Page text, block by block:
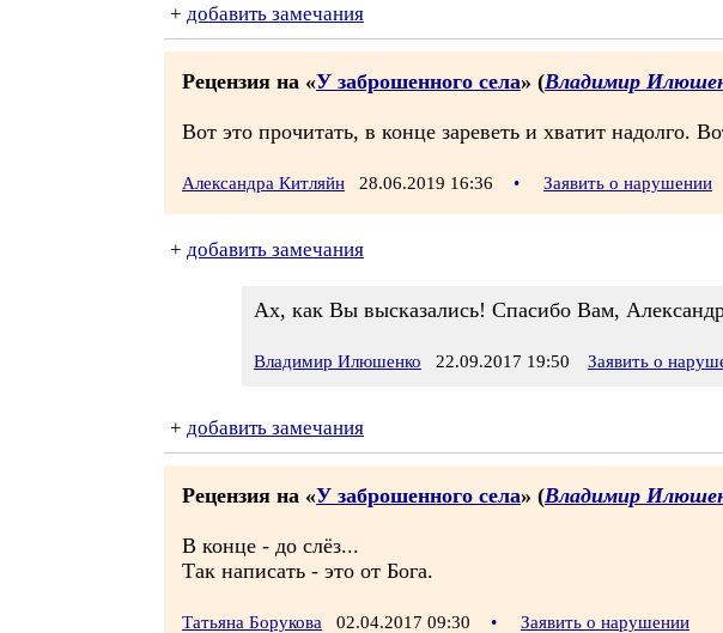
+ добавить замечания
Рецензия на «У заброшенного села» (Владимир
Вот это прочитать, в конце зареветь и хватит надолго.
Александра Китляйн 28.06.2019 16:36 • Заявить о нарушении
+ добавить замечания
Ах, как Вы высказались! Спасибо Вам,
Владимир Илюшенко 22.09.2017 19:50 Заявить о
+ добавить замечания
Рецензия на «У заброшенного села» (Владимир
В конце - до слёз...
Так написать - это от Бога.
Татьяна Борукова 02.04.2017 09:30 • Заявить о нарушении